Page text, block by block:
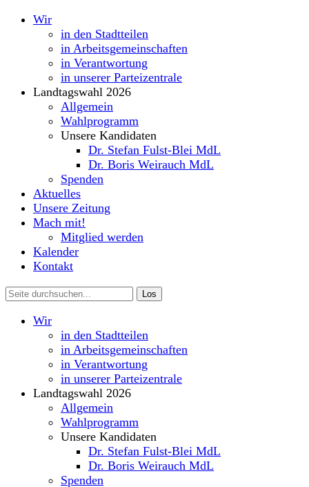
Wir
in den Stadtteilen
in Arbeitsgemeinschaften
in Verantwortung
in unserer Parteizentrale
Landtagswahl 2026
Allgemein
Wahlprogramm
Unsere Kandidaten
Dr. Stefan Fulst-Blei MdL
Dr. Boris Weirauch MdL
Spenden
Aktuelles
Unsere Zeitung
Mach mit!
Mitglied werden
Kalender
Kontakt
Wir
in den Stadtteilen
in Arbeitsgemeinschaften
in Verantwortung
in unserer Parteizentrale
Landtagswahl 2026
Allgemein
Wahlprogramm
Unsere Kandidaten
Dr. Stefan Fulst-Blei MdL
Dr. Boris Weirauch MdL
Spenden